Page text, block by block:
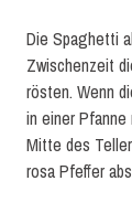
Die Spaghetti
Zwischenzeit
rösten. Wenn
in einer
Mitte des
rosa Pfeffer